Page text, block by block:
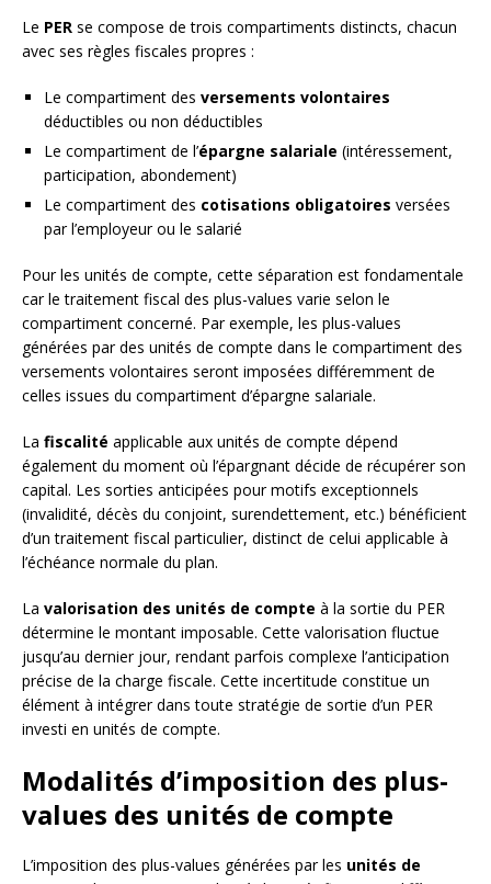
Le PER se compose de trois compartiments distincts, chacun
avec ses règles fiscales propres :
Le compartiment des versements volontaires
déductibles ou non déductibles
Le compartiment de l’épargne salariale (intéressement,
participation, abondement)
Le compartiment des cotisations obligatoires versées
par l’employeur ou le salarié
Pour les unités de compte, cette séparation est fondamentale
car le traitement fiscal des plus-values varie selon le
compartiment concerné. Par exemple, les plus-values
générées par des unités de compte dans le compartiment des
versements volontaires seront imposées différemment de
celles issues du compartiment d’épargne salariale.
La fiscalité applicable aux unités de compte dépend
également du moment où l’épargnant décide de récupérer son
capital. Les sorties anticipées pour motifs exceptionnels
(invalidité, décès du conjoint, surendettement, etc.) bénéficient
d’un traitement fiscal particulier, distinct de celui applicable à
l’échéance normale du plan.
La valorisation des unités de compte à la sortie du PER
détermine le montant imposable. Cette valorisation fluctue
jusqu’au dernier jour, rendant parfois complexe l’anticipation
précise de la charge fiscale. Cette incertitude constitue un
élément à intégrer dans toute stratégie de sortie d’un PER
investi en unités de compte.
Modalités d’imposition des plus-
values des unités de compte
L’imposition des plus-values générées par les unités de